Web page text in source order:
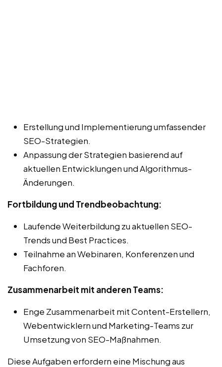
Erstellung und Implementierung umfassender
SEO-Strategien.
Anpassung der Strategien basierend auf
aktuellen Entwicklungen und Algorithmus-
Änderungen.
Fortbildung und Trendbeobachtung:
Laufende Weiterbildung zu aktuellen SEO-
Trends und Best Practices.
Teilnahme an Webinaren, Konferenzen und
Fachforen.
Zusammenarbeit mit anderen Teams:
Enge Zusammenarbeit mit Content-Erstellern,
Webentwicklern und Marketing-Teams zur
Umsetzung von SEO-Maßnahmen.
Diese Aufgaben erfordern eine Mischung aus